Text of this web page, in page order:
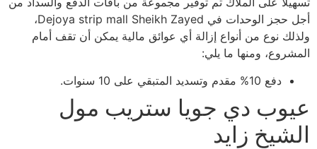
أجل حجز الوحدات في Dejoya strip mall Sheikh Zayed،
ولذلك نوع من أنواع إزالة أي عوائق مالية يمكن أن تقف أمام
المشروع، ومنها ما يلي:
دفع 10% مقدم وتسديد المتبقي على 10 سنوات.
عيوب دي جويا ستريب مول
الشيخ زايد